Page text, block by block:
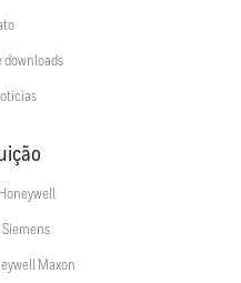
downloads
Maxon